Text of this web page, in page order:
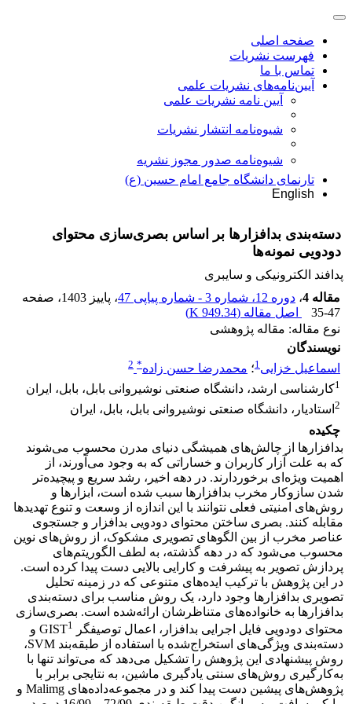
صفحه اصلی
فهرست نشریات
تماس با ما
آیین‌نامه‌های نشریات علمی
آیین نامه نشریات علمی
شیوه‌نامه انتشار نشریات
شیوهنامه صدور مجوز نشریه
تارنمای دانشگاه جامع امام حسین (ع)
English
دسته‌بندی بدافزارها بر اساس بصری‌سازی محتوای
دودویی نمونه‌ها
پدافند الکترونیکی و سایبری
مقاله 4
، دوره 12، شماره 3 - شماره پیاپی 47 ، پاییز 1403
، صفحه
35-47
اصل مقاله (949.34 K
)
نوع مقاله: مقاله پژوهشی
نویسندگان
اسماعیل خزایی1؛ محمدرضا حسن زاده*
2
1کارشناسی ارشد، دانشگاه صنعتی نوشیروانی بابل، بابل، ایران
2 استادیار، دانشگاه صنعتی نوشیروانی بابل، بابل، ایران
چکیده
بدافزارها از چالش‌های همیشگی دنیای مدرن محسوب می‌شوند
که به علت آزار کاربران و خساراتی که به وجود می‌آورند، از
اهمیت ویژه‌ای برخوردارند. در دهه اخیر، رشد سریع و پیچیده‌تر
شدن سازوکار مخرب بدافزارها سبب شده است، ابزارها و
روش‌های امنیتی فعلی نتوانند با این اندازه از وسعت و تنوع تهدیدها
مقابله کنند. بصری ساختن محتوای دودویی بدافزار و جستجوی
عناصر مخرب از بین الگوهای تصویری مشکوک، از روش‌های نوین
محسوب می‌شود که در دهه گذشته، به لطف الگوریتم‌های
پردازش تصویر به پیشرفت و کارایی بالایی دست پیدا کرده است.
در این پژوهش با ترکیب ایده‌های متنوعی که در زمینه تحلیل
تصویری بدافزارها وجود دارد، یک روش مناسب برای دسته‌بندی
بدافزارها به خانواده‌های متناظرشان ارائه‌شده است. بصری‌سازی
محتوای دودویی فایل اجرایی بدافزار، اعمال توصیفگر GIST
1
و
دسته‌بندی ویژگی‌های استخراج‌شده با استفاده از طبقه‌بند SVM،
روش پیشنهادی این پژوهش را تشکیل می‌دهد که می‌تواند تنها با
به‌کارگیری روش‌های سنتی یادگیری ماشین، به نتایجی برابر با
پژوهش‌های پیشین دست پیدا کند و در مجموعه‌داده‌های Malimg و